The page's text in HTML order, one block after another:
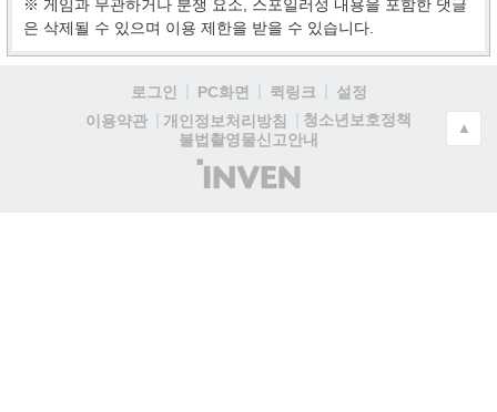
※ 게임과 무관하거나 분쟁 요소, 스포일러성 내용을 포함한 댓글
은 삭제될 수 있으며 이용 제한을 받을 수 있습니다.
로그인 PC화면 퀵링크
설정
이용약관
개인정보처리방침
청소년보호정책
불법촬영물신고안내
(주)
인
▲